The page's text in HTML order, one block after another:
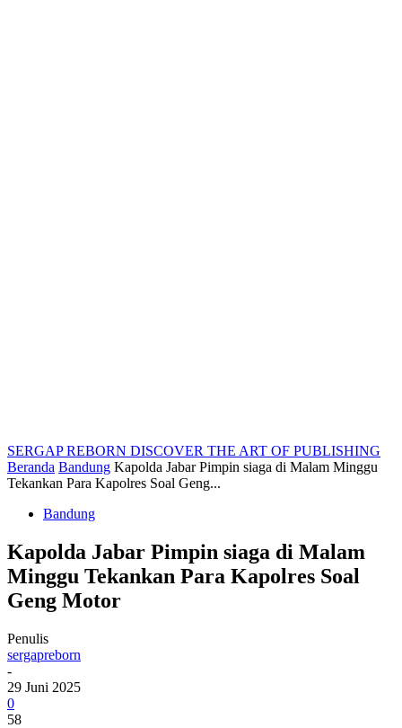
SERGAP REBORN DISCOVER THE ART OF PUBLISHING
Beranda Bandung Kapolda Jabar Pimpin siaga di Malam Minggu
Tekankan Para Kapolres Soal Geng...
Bandung
Kapolda Jabar Pimpin siaga di Malam
Minggu Tekankan Para Kapolres Soal
Geng Motor
Penulis
sergapreborn
-
29 Juni 2025
0
58